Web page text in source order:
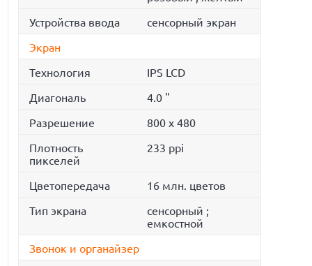
Устройства ввода
сенсорный экран
Экран
Технология
IPS LCD
Диагональ
4.0 "
Разрешение
800 x 480
Плотность
пикселей
233 ppi
Цветопередача
16 млн. цветов
Тип экрана
сенсорный ;
емкостной
Звонок и органайзер